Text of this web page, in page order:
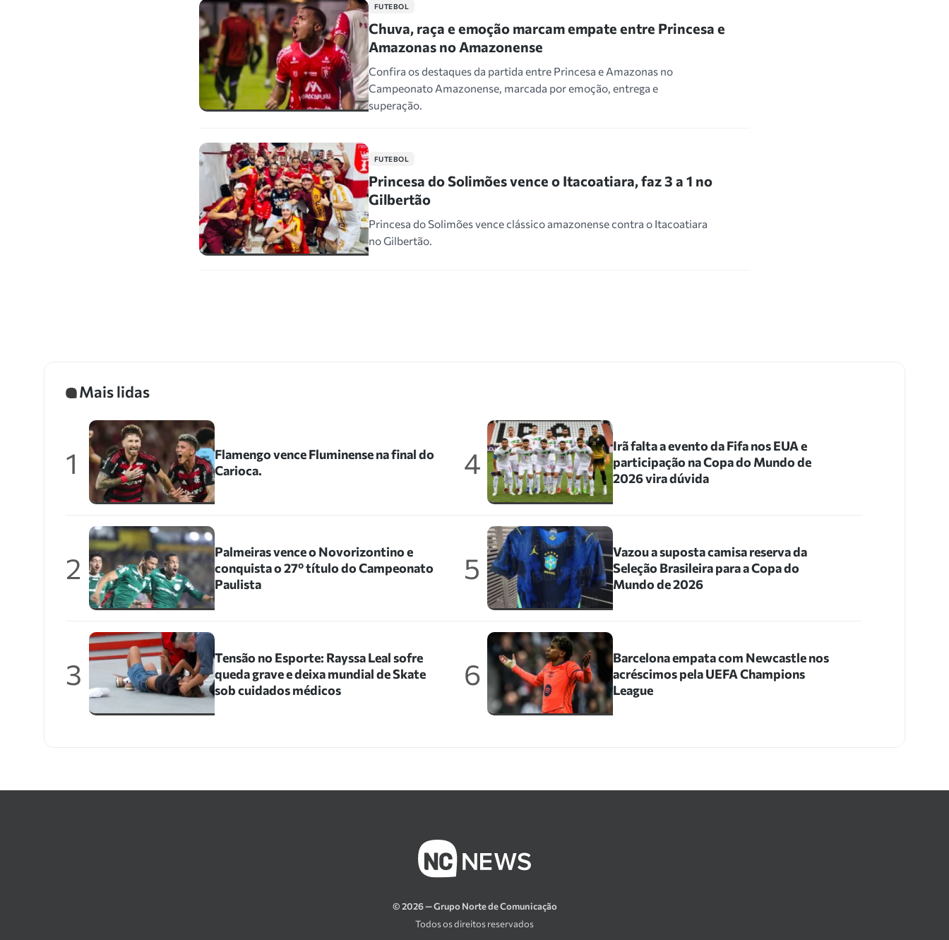
FUTEBOL
Chuva, raça e emoção marcam empate entre Princesa e
Amazonas no Amazonense
Confira os destaques da partida entre Princesa e Amazonas no
Campeonato Amazonense, marcada por emoção, entrega e
superação.
FUTEBOL
Princesa do Solimões vence o Itacoatiara, faz 3 a 1 no
Gilbertão
Princesa do Solimões vence clássico amazonense contra o Itacoatiara
no Gilbertão.
Mais lidas
1
Flamengo vence Fluminense na final do
Carioca.
2
Palmeiras vence o Novorizontino e
conquista o 27º título do Campeonato
Paulista
3
Tensão no Esporte: Rayssa Leal sofre
queda grave e deixa mundial de Skate
sob cuidados médicos
4
Irã falta a evento da Fifa nos EUA e
participação na Copa do Mundo de
2026 vira dúvida
5
Vazou a suposta camisa reserva da
Seleção Brasileira para a Copa do
Mundo de 2026
6
Barcelona empata com Newcastle nos
acréscimos pela UEFA Champions
League
© 2026 — Grupo Norte de Comunicação
Todos os direitos reservados